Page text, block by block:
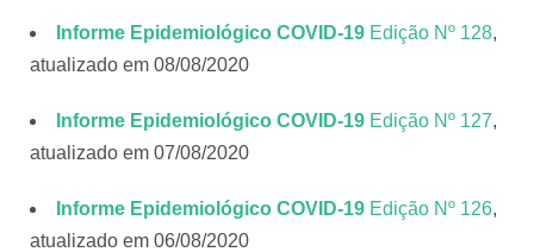
Informe Epidemiológico COVID-19 Edição Nº 128,
atualizado em 08/08/2020
Informe Epidemiológico COVID-19 Edição Nº 127,
atualizado em 07/08/2020
Informe Epidemiológico COVID-19 Edição Nº 126,
atualizado em 06/08/2020